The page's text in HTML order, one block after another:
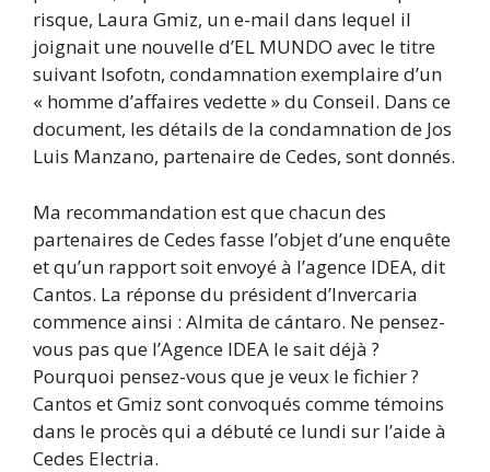
risque, Laura Gmiz, un e-mail dans lequel il
joignait une nouvelle d’EL MUNDO avec le titre
suivant Isofotn, condamnation exemplaire d’un
« homme d’affaires vedette » du Conseil. Dans ce
document, les détails de la condamnation de Jos
Luis Manzano, partenaire de Cedes, sont donnés.
Ma recommandation est que chacun des
partenaires de Cedes fasse l’objet d’une enquête
et qu’un rapport soit envoyé à l’agence IDEA, dit
Cantos. La réponse du président d’Invercaria
commence ainsi : Almita de cántaro. Ne pensez-
vous pas que l’Agence IDEA le sait déjà ?
Pourquoi pensez-vous que je veux le fichier ?
Cantos et Gmiz sont convoqués comme témoins
dans le procès qui a débuté ce lundi sur l’aide à
Cedes Electria.